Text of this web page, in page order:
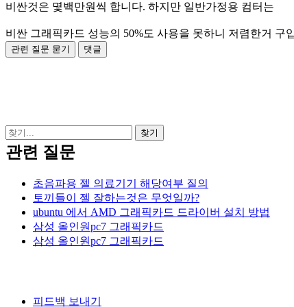
비싼것은 몇백만원씩 합니다. 하지만 일반가정용 컴터는
비싼 그래픽카드 성능의 50%도 사용을 못하니 저렴한거 구
관련 질문
초음파용 젤 의료기기 해당여부 질의
토끼들이 젤 잘하는것은 무엇일까?
ubuntu 에서 AMD 그래픽카드 드라이버 설치 방법
삼성 올인원pc7 그래픽카드
삼성 올인원pc7 그래픽카드
피드백 보내기